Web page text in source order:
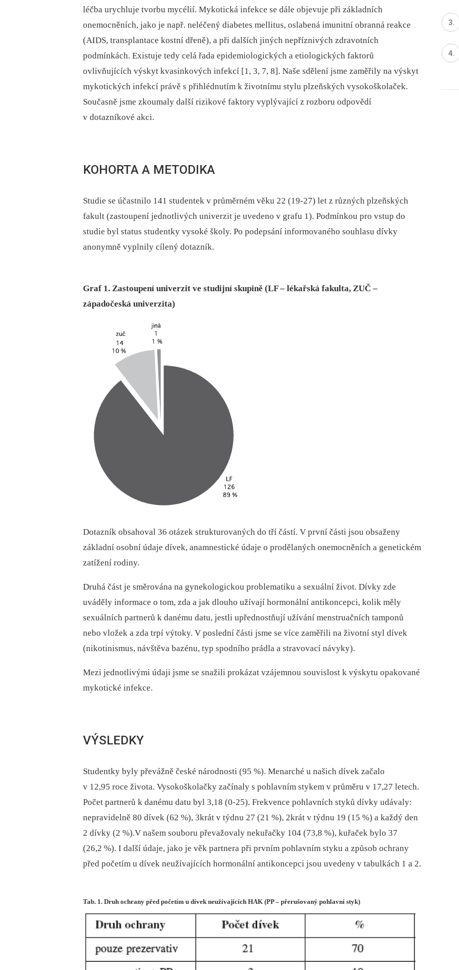
léčba urychluje tvorbu mycélií. Mykotická infekce se dále objevuje při základních
onemocněních, jako je např. neléčený diabetes mellitus, oslabená imunitní obranná reakce
(AIDS, transplantace kostní dřeně), a při dalších jiných nepříznivých zdravotních
podmínkách. Existuje tedy celá řada epidemiologických a etiologických faktorů
ovlivňujících výskyt kvasinkových infekcí [1, 3, 7, 8]. Naše sdělení jsme zaměřily na výskyt
mykotických infekcí právě s přihlédnutím k životnímu stylu plzeňských vysokoškolaček.
Současně jsme zkoumaly další rizikové faktory vyplývající z rozboru odpovědí
v dotazníkové akci.
KOHORTA A METODIKA
Studie se účastnilo 141 studentek v průměrném věku 22 (19-27) let z různých plzeňských
fakult (zastoupení jednotlivých univerzit je uvedeno v grafu 1). Podmínkou pro vstup do
studie byl status studentky vysoké školy. Po podepsání informovaného souhlasu dívky
anonymně vyplnily cílený dotazník.
Graf 1. Zastoupení univerzit ve studijní skupině (LF – lékařská fakulta, ZUČ –
západočeská univerzita)
Dotazník obsahoval 36 otázek strukturovaných do tří částí. V první části jsou obsaženy
základní osobní údaje dívek, anamnestické údaje o prodělaných onemocněních a genetickém
zatížení rodiny.
Druhá část je směrována na gynekologickou problematiku a sexuální život. Dívky zde
uváděly informace o tom, zda a jak dlouho užívají hormonální antikoncepci, kolik měly
sexuálních partnerů k danému datu, jestli upřednostňují užívání menstruačních tamponů
nebo vložek a zda trpí výtoky. V poslední části jsme se více zaměřili na životní styl dívek
(nikotinismus, návštěva bazénu, typ spodního prádla a stravovací návyky).
Mezi jednotlivými údaji jsme se snažili prokázat vzájemnou souvislost k výskytu opakované
mykotické infekce.
VÝSLEDKY
Studentky byly převážně české národnosti (95 %). Menarché u našich dívek začalo
v 12,95 roce života. Vysokoškolačky začínaly s pohlavním stykem v průměru v 17,27 letech.
Počet partnerů k danému datu byl 3,18 (0-25). Frekvence pohlavních styků dívky udávaly:
nepravidelně 80 dívek (62 %), 3krát v týdnu 27 (21 %), 2krát v týdnu 19 (15 %) a každý den
2 dívky (2 %).V našem souboru převažovaly nekuřačky 104 (73,8 %), kuřaček bylo 37
(26,2 %). I další údaje, jako je věk partnera při prvním pohlavním styku a způsob ochrany
před početím u dívek neužívajících hormonální antikoncepci jsou uvedeny v tabulkách 1 a 2.
Tab. 1. Druh ochrany před početím u dívek neužívajících HAK (PP – přerušovaný pohlavní styk)